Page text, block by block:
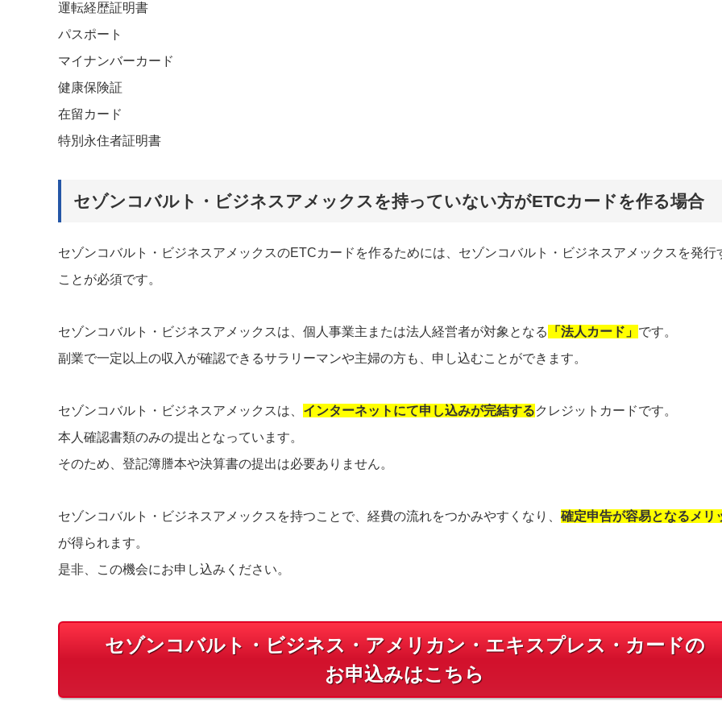
運転経歴証明書
パスポート
マイナンバーカード
健康保険証
在留カード
特別永住者証明書
セゾンコバルト・ビジネスアメックスを持っていない方がETCカードを作る場合
セゾンコバルト・ビジネスアメックスのETCカードを作るためには、セゾンコバルト・ビジネスアメックスを発行
ことが必須です。
セゾンコバルト・ビジネスアメックスは、個人事業主または法人経営者が対象となる 「法人カード」 です。
副業で一定以上の収入が確認できるサラリーマンや主婦の方も、申し込むことができます。
セゾンコバルト・ビジネスアメックスは、 インターネットにて申し込みが完結するクレジットカードです。
本人確認書類のみの提出となっています。
そのため、登記簿謄本や決算書の提出は必要ありません。
セゾンコバルト・ビジネスアメックスを持つことで、経費の流れをつかみやすくなり、 確定申告が容易となるメリ
が得られます。
是非、この機会にお申し込みください。
セゾンコバルト・ビジネス・アメリカン・エキスプレス・カードの
お申込みはこちら